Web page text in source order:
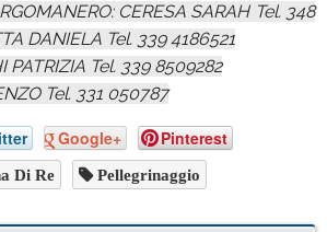
CERESA SARAH Tel. 348
DANIELA Tel. 339 4186521
PATRIZIA Tel. 339 8509282
Tel. 331 050787
Google+ Pinterest
Di Re Pellegrinaggio